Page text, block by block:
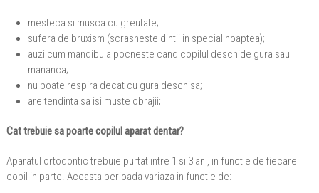
mesteca si musca cu greutate;
sufera de bruxism (scrasneste dintii in special noaptea);
auzi cum mandibula pocneste cand copilul deschide gura sau
mananca;
nu poate respira decat cu gura deschisa;
are tendinta sa isi muste obrajii;
Cat trebuie sa poarte copilul aparat dentar?
Aparatul ortodontic trebuie purtat intre 1 si 3 ani, in functie de fiecare
copil in parte. Aceasta perioada variaza in functie de: